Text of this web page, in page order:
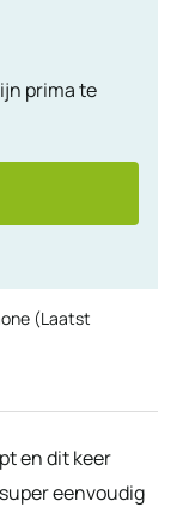
prima te
(Laatst
en dit keer
eenvoudig